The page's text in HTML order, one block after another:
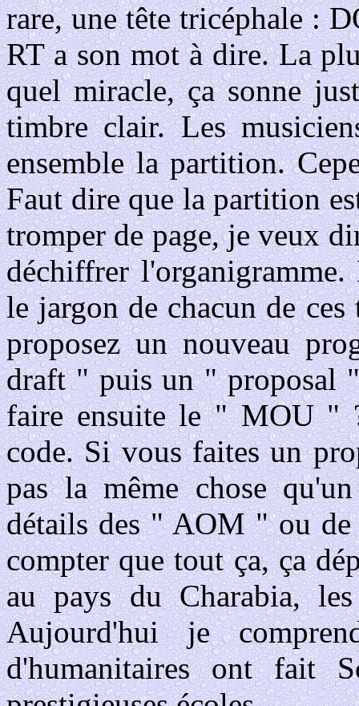
rare, une tête tricéphale :
RT a son mot à dire. La
quel miracle, ça sonne
timbre clair. Les
ensemble la partition.
Faut dire que la partition
tromper de page, je veux
déchiffrer
le jargon de chacun de
proposez un nouveau
draft " puis un " proposal
faire ensuite le " MOU "
code. Si vous faites un
pas la même chose
détails des " AOM " ou
compter que tout ça, ça
au pays du Charabia,
Aujourd'hui je
d'humanitaires ont fait